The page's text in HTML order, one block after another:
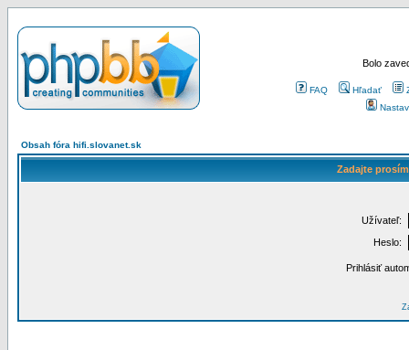
Bolo
FAQ Hľadať
Obsah fóra hifi.slovanet.sk
Zadajte
Užívateľ:
Heslo:
Prihlásiť